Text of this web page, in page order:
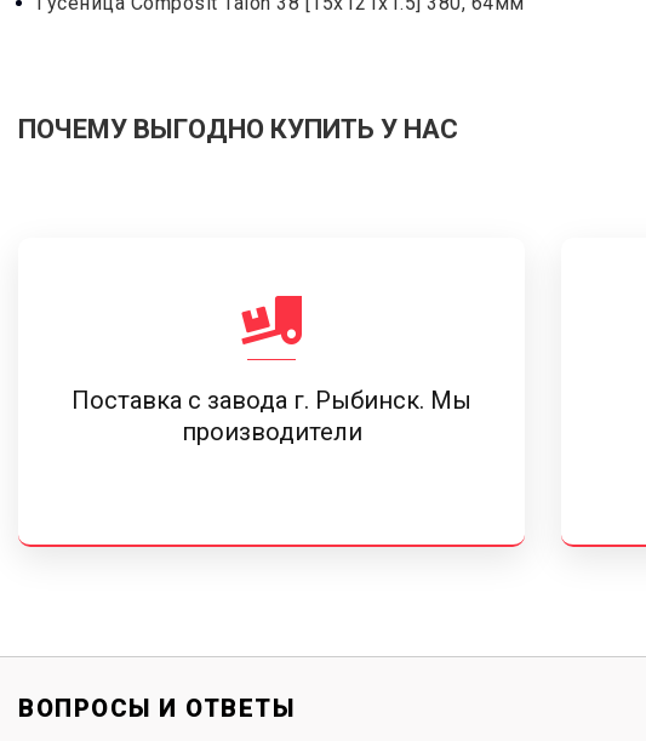
ПОЧЕМУ ВЫГОДНО КУПИТЬ У НАС
Поставка c завода г. Рыбинск. Мы
производители
ВОПРОСЫ И ОТВЕТЫ